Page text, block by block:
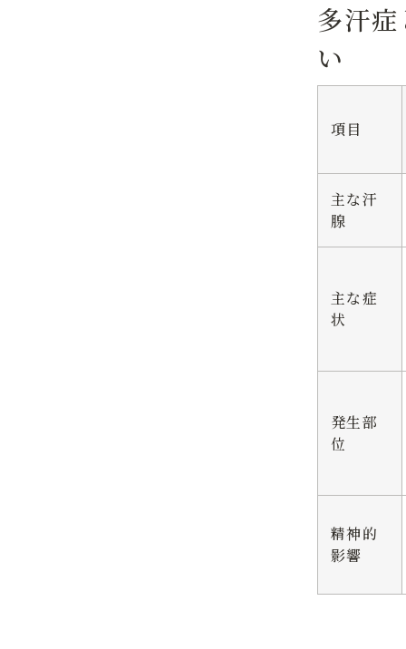
多汗
い
項目
主な汗
腺
主な症
状
発生部
位
精神的
影響